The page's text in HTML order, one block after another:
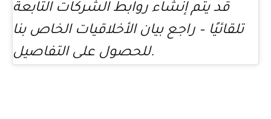
قد يتم إنشاء روابط الشركات التابعة
تلقائيًا – راجع بيان الأخلاقيات الخاص بنا
للحصول على التفاصيل.